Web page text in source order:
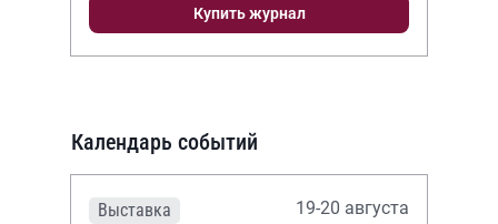
Купить журнал
Календарь событий
Выставка 19-20 августа